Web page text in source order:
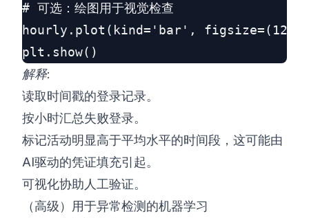
# 可选：绘图用于视觉检查
hourly.plot(kind='bar',
解释:
读取时间戳的登录记录。
按小时汇总失败登录。
标记活动明显高于平均水平的时间段，这可能由
AI驱动的凭证填充引起。
可视化协助人工验证。
（高级）用于异常检测的机器学习